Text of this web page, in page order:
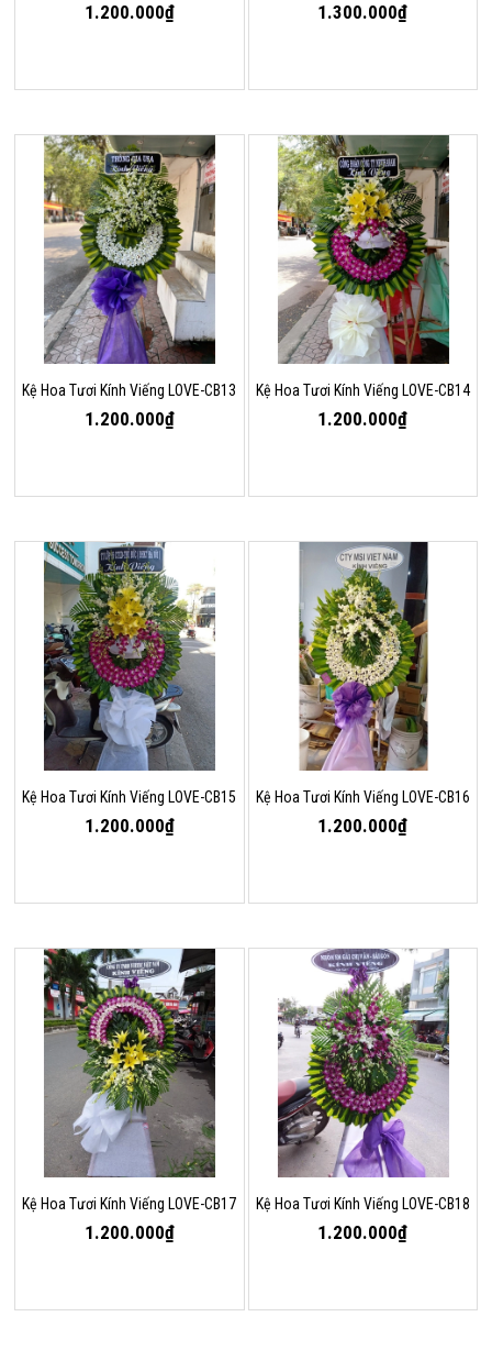
1.200.000₫ 1.300.000₫
Kệ Hoa Tươi Kính Viếng LOVE-CB13
1.200.000₫
Kệ Hoa Tươi Kính Viếng LOVE-CB14
1.200.000₫
Kệ Hoa Tươi Kính Viếng LOVE-CB15
1.200.000₫
Kệ Hoa Tươi Kính Viếng LOVE-CB16
1.200.000₫
Kệ Hoa Tươi Kính Viếng LOVE-CB17
1.200.000₫
Kệ Hoa Tươi Kính Viếng LOVE-CB18
1.200.000₫